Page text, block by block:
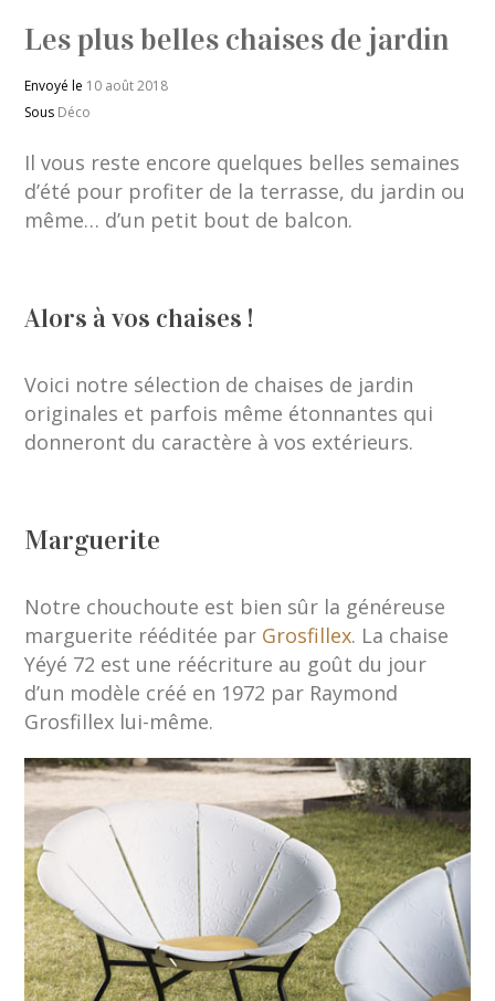
Les plus belles chaises de jardin
Envoyé le 10 août 2018
Sous Déco
Il vous reste encore quelques belles semaines
d’été pour profiter de la terrasse, du jardin ou
même… d’un petit bout de balcon.
Alors à vos chaises !
Voici notre sélection de chaises de jardin
originales et parfois même étonnantes qui
donneront du caractère à vos extérieurs.
Marguerite
Notre chouchoute est bien sûr la généreuse
marguerite rééditée par Grosfillex. La chaise
Yéyé 72 est une réécriture au goût du jour
d’un modèle créé en 1972 par Raymond
Grosfillex lui-même.